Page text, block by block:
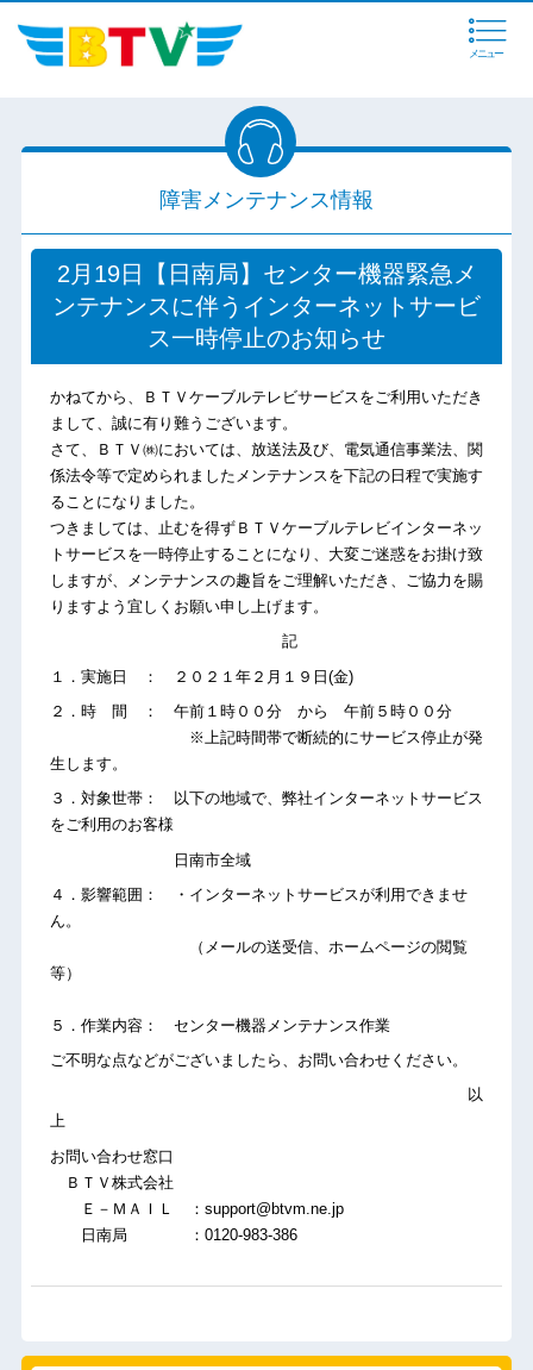
メニュー
障害メンテナンス情報
2月19日【日南局】センター機器緊急メ
ンテナンスに伴うインターネットサービ
ス一時停止のお知らせ
かねてから、ＢＴＶケーブルテレビサービスをご利用いただき
まして、誠に有り難うございます。
さて、ＢＴＶ㈱においては、放送法及び、電気通信事業法、関
係法令等で定められましたメンテナンスを下記の日程で実施す
ることになりました。
つきましては、止むを得ずＢＴＶケーブルテレビインターネッ
トサービスを一時停止することになり、大変ご迷惑をお掛け致
しますが、メンテナンスの趣旨をご理解いただき、ご協力を賜
りますよう宜しくお願い申し上げます。
記
１．実施日 ： ２０２１年２月１９日(金)
２．時 間 ： 午前１時００分 から 午前５時００分
※上記時間帯で断続的にサービス停止が発
生します。
３．対象世帯： 以下の地域で、弊社インターネットサービス
をご利用のお客様
日南市全域
４．影響範囲： ・インターネットサービスが利用できませ
ん。
（メールの送受信、ホームページの閲覧
等）
５．作業内容： センター機器メンテナンス作業
ご不明な点などがございましたら、お問い合わせください。
以
上
お問い合わせ窓口
ＢＴＶ株式会社
Ｅ－ＭＡＩＬ ：support@btvm.ne.jp
日南局 ：0120-983-386